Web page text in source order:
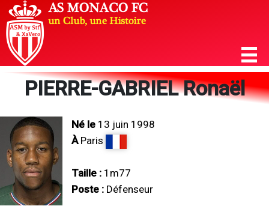
PIERRE-GABRIEL Ronaël
Né le 13 juin 1998
ÀParis
Taille : 1m77
Poste : Défenseur